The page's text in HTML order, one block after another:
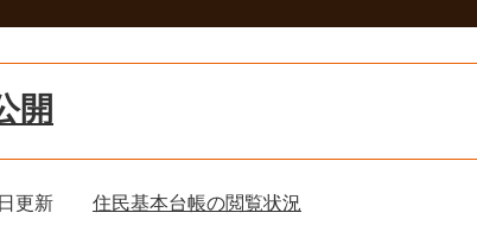
開
更新
住民基本台帳の閲覧状況